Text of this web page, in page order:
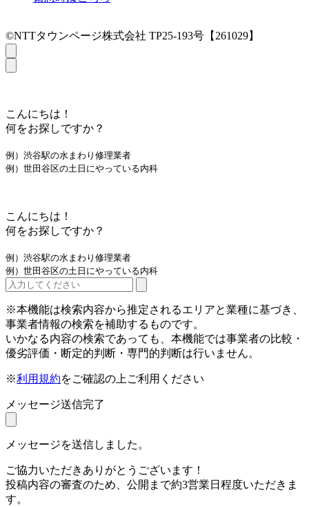
©NTTタウンページ株式会社 TP25-193号【261029】
こんにちは！
何をお探しですか？
例）渋谷駅の水まわり修理業者
例）世田谷区の土日にやっている内科
こんにちは！
何をお探しですか？
例）渋谷駅の水まわり修理業者
例）世田谷区の土日にやっている内科
※本機能は検索内容から推定されるエリアと業種に基づき、
事業者情報の検索を補助するものです。
いかなる内容の検索であっても、本機能では事業者の比較・
優劣評価・断定的判断・専門的判断は行いません。
※利用規約をご確認の上ご利用ください
メッセージ送信完了
メッセージを送信しました。
ご協力いただきありがとうございます！
投稿内容の審査のため、公開まで約3営業日程度いただきま
す。